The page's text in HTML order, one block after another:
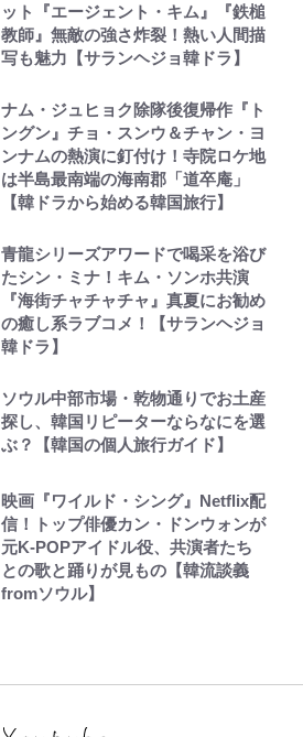
ット『エージェント・キム』『鉄槌
教師』無敵の強さ炸裂！熱い人間描
写も魅力【サランヘジョ韓ドラ】
ナム・ジュヒョク除隊後復帰作『ト
ングン』チョ・スンウ＆チャン・ヨ
ンナムの熱演に釘付け！寺院ロケ地
は半島最南端の海南郡「道卒庵」
【韓ドラから始める韓国旅行】
青龍シリーズアワードで喝采を浴び
たシン・ミナ！キム・ソンホ共演
『海街チャチャチャ』真夏にお勧め
の癒し系ラブコメ！【サランヘジョ
韓ドラ】
ソウル中部市場・乾物通りでお土産
探し、韓国リピーターならなにを選
ぶ？【韓国の個人旅行ガイド】
映画『ワイルド・シング』Netflix配
信！トップ俳優カン・ドンウォンが
元K-POPアイドル役、共演者たち
との歌と踊りが見もの【韓流談義
fromソウル】